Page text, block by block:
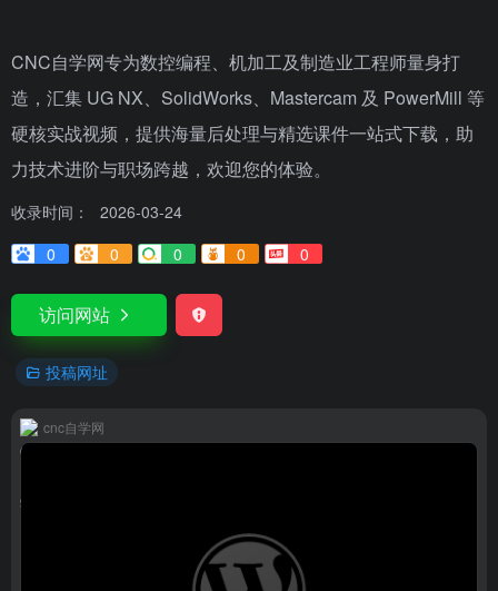
CNC自学网专为数控编程、机加工及制造业工程师量身打
造，汇集 UG NX、SolidWorks、Mastercam 及 PowerMill 等
硬核实战视频，提供海量后处理与精选课件一站式下载，助
力技术进阶与职场跨越，欢迎您的体验。
收录时间：
2026-03-24
0
0 0 0 0
访问网站
投稿网址
cnc自学网